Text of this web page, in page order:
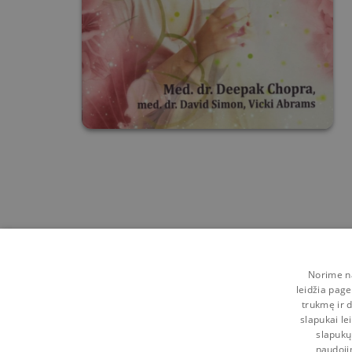
Norime
leidžia
trukmę ir
slapukai